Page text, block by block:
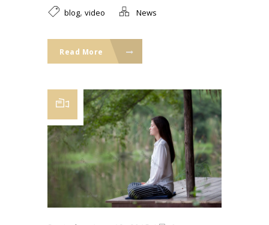
blog, video News
Read More